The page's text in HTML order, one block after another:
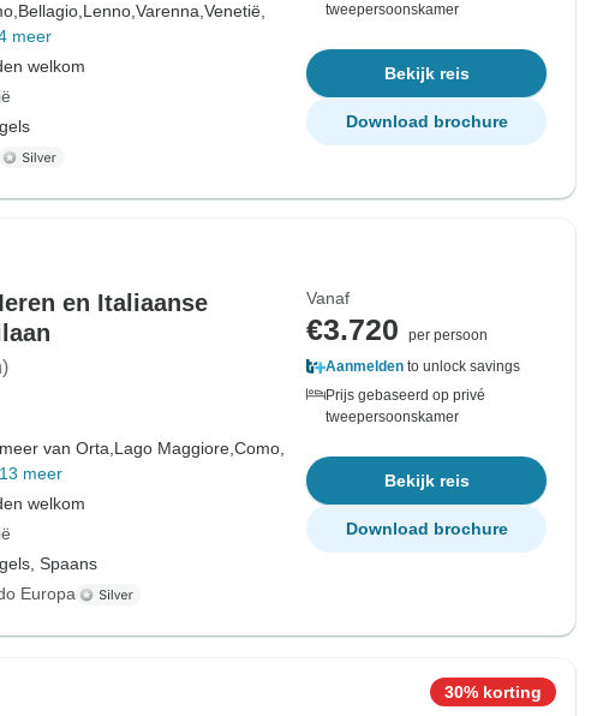
Bellagio, Lenno, Varenna, Venetië,
meer
welkom
tweepersoonskamer
Bekijk reis
Download brochure
en Italiaanse
van Orta, Lago Maggiore, Como,
meer
welkom
Spaans
Europa
Vanaf
€3.720
per persoon
Aanmelden to unlock savings
Prijs gebaseerd op privé
tweepersoonskamer
Bekijk reis
Download brochure
30% korting